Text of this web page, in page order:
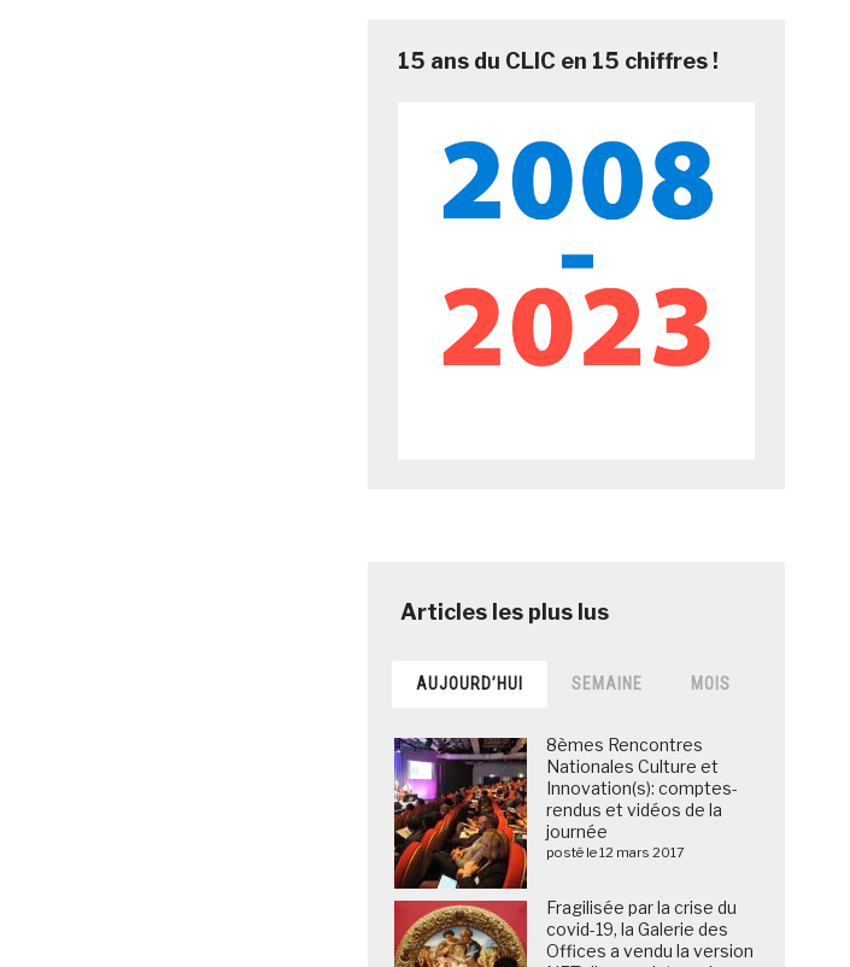
15 ans du CLIC en 15 chiffres !
AUJOURD’HUI SEMAINE MOIS
8èmes Rencontres
Nationales Culture et
Innovation(s): comptes-
rendus et vidéos de la
journée
posté le 12 mars 2017
Fragilisée par la crise du
covid-19, la Galerie des
Offices a vendu la version